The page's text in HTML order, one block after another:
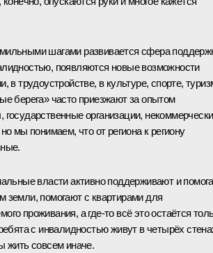
шагами развивается сфера
появляются новые возможности
в трудоустройстве, в культуре, спорте,
берега» часто приезжают за опытом
государственные организации,
мы понимаем, что от региона к региону
власти активно поддерживают и
земли, помогают с квартирами для
проживания, а где-то всё это остаётся
с инвалидностью живут в четырёх
жить совсем иначе.